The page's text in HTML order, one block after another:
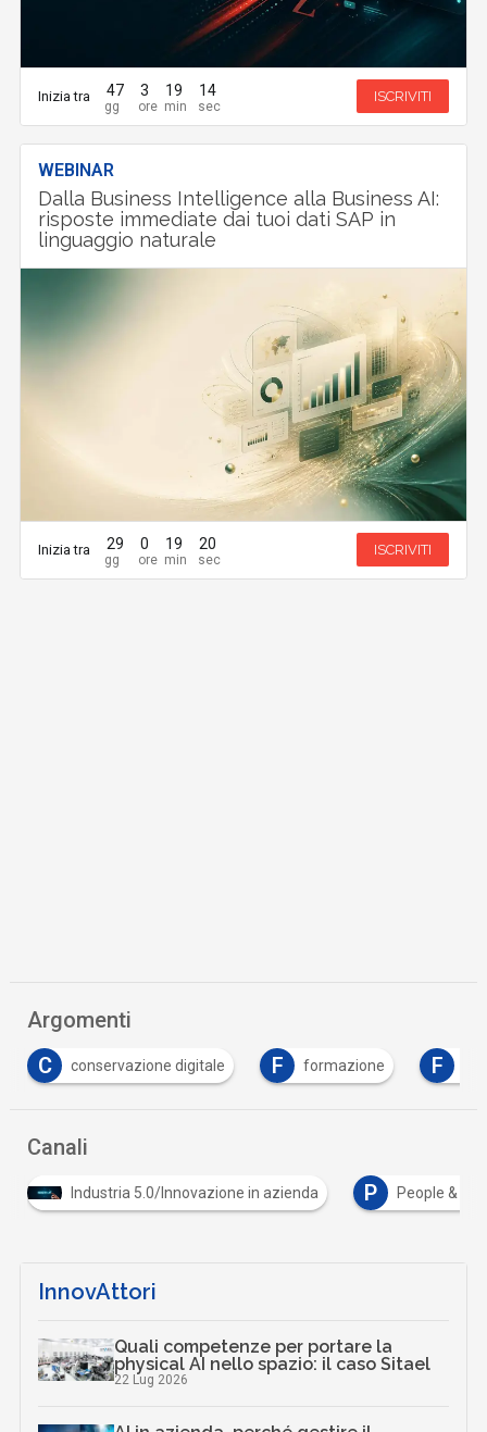
Inizia tra 47 3 19 13 ISCRIVITI
WEBINAR
Dalla Business Intelligence alla Business AI:
risposte immediate dai tuoi dati SAP in
linguaggio naturale
Inizia tra 29 0 19 20 ISCRIVITI
Argomenti
F
formazione F formazione 5.0
Canali
5.0/Innovazione in azienda P People & Change
InnovAttori
Quali competenze per portare la
physical AI nello spazio: il caso Sitael
22 Lug 2026